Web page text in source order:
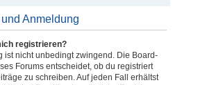
Anmeldung
registrieren?
ist nicht unbedingt zwingend. Die Board-
Forums entscheidet, ob du registriert
zu schreiben. Auf jeden Fall erhältst